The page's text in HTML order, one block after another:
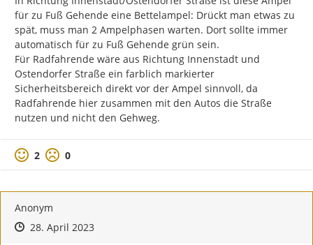
für zu Fuß Gehende eine Bettelampel: Drückt man etwas zu
spät, muss man 2 Ampelphasen warten. Dort sollte immer
automatisch für zu Fuß Gehende grün sein.
Für Radfahrende wäre aus Richtung Innenstadt und
Ostendorfer Straße ein farblich markierter
Sicherheitsbereich direkt vor der Ampel sinnvoll, da
Radfahrende hier zusammen mit den Autos die Straße
nutzen und nicht den Gehweg.
Positive Bewertung
2 Negative Bewertung
0
Anonym
Zeitpunkt des Erstellens
Zeitpunkt des Erstellens
28. April 2023Zur Äußerung